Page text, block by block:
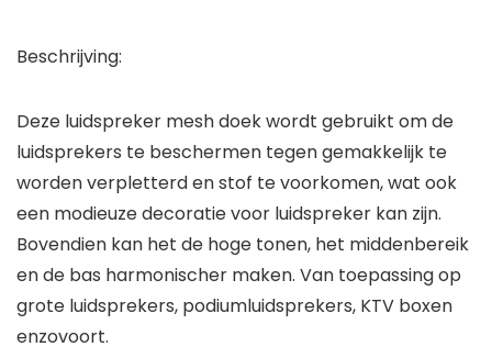
Beschrijving:
Deze luidspreker mesh doek wordt gebruikt om de
luidsprekers te beschermen tegen gemakkelijk te
worden verpletterd en stof te voorkomen, wat ook
een modieuze decoratie voor luidspreker kan zijn.
Bovendien kan het de hoge tonen, het middenbereik
en de bas harmonischer maken. Van toepassing op
grote luidsprekers, podiumluidsprekers, KTV boxen
enzovoort.